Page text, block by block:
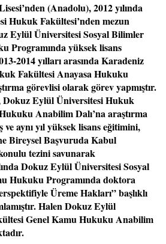
(Anadolu), 2012 yılında
Hukuk Fakültesi’nden mezun
Eylül Üniversitesi Sosyal Bilimler
Programında yüksek lisans
2014 yılları arasında Karadeniz
Fakültesi Anayasa Hukuku
görevlisi olarak görev yapmıştır.
Dokuz Eylül Üniversitesi Hukuk
Anabilim Dalı’na araştırma
aynı yıl yüksek lisans eğitimini,
Bireysel Başvuruda Kabul
tezini savunarak
Dokuz Eylül Üniversitesi Sosyal
Hukuku Programında doktora
Üreme Hakları” başlıklı
Halen Dokuz Eylül
Genel Kamu Hukuku Anabilim